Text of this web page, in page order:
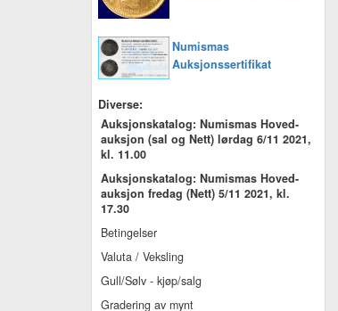
Numismas
Auksjonssertifikat
Diverse:
Auksjonskatalog: Numismas Hoved-
auksjon (sal og Nett) lørdag 6/11 2021,
kl. 11.00
Auksjonskatalog: Numismas Hoved-
auksjon fredag (Nett) 5/11 2021, kl.
17.30
Betingelser
Valuta / Veksling
Gull/Sølv - kjøp/salg
Gradering av mynt